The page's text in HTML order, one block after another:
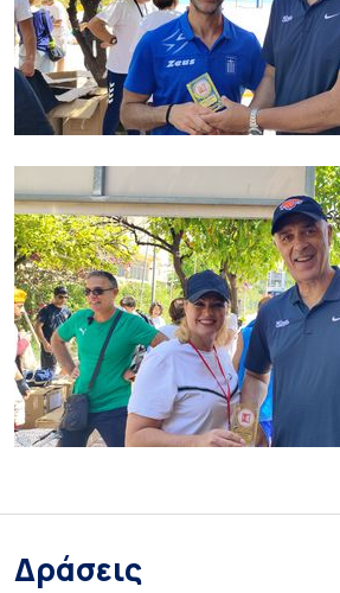
Δράσεις